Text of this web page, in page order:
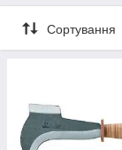
Сортування